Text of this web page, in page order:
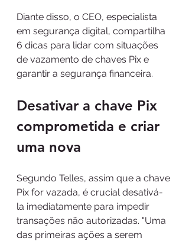
Diante disso, o CEO, especialista
em segurança digital, compartilha
6 dicas para lidar com situações
de vazamento de chaves Pix e
garantir a segurança financeira.
Desativar a chave Pix
comprometida e criar
uma nova
Segundo Telles, assim que a chave
Pix for vazada, é crucial desativá-
la imediatamente para impedir
transações não autorizadas. "Uma
das primeiras ações a serem